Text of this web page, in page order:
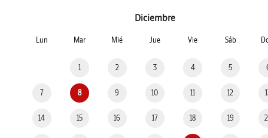
Diciembre
Lun Mar Mié Jue Vie Sáb
1 2 3 4 5
7 8 9 10 11 12
14 15 16 17 18 19